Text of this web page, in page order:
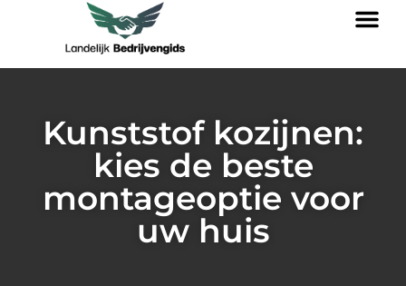
Kunststof kozijnen:
kies de beste
montageoptie voor
uw huis